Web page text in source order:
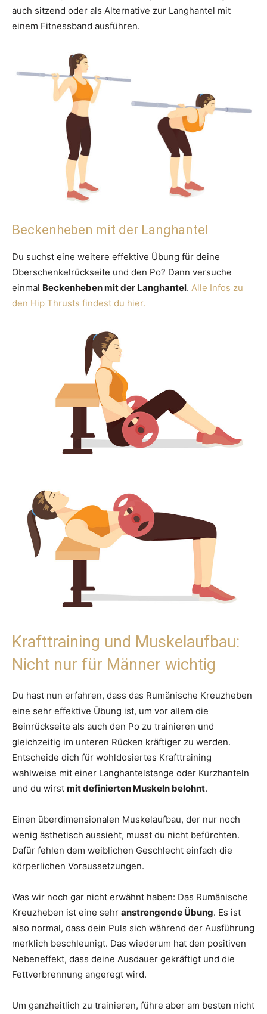
auch sitzend oder als Alternative zur Langhantel mit
einem Fitnessband ausführen.
Beckenheben mit der Langhantel
Du suchst eine weitere effektive Übung für deine
Oberschenkelrückseite und den Po? Dann versuche
einmal Beckenheben mit der Langhantel. Alle Infos zu
den Hip Thrusts findest du hier.
Krafttraining und Muskelaufbau:
Nicht nur für Männer wichtig
Du hast nun erfahren, dass das Rumänische Kreuzheben
eine sehr effektive Übung ist, um vor allem die
Beinrückseite als auch den Po zu trainieren und
gleichzeitig im unteren Rücken kräftiger zu werden.
Entscheide dich für wohldosiertes Krafttraining
wahlweise mit einer Langhantelstange oder Kurzhanteln
und du wirst mit definierten Muskeln belohnt.
Einen überdimensionalen Muskelaufbau, der nur noch
wenig ästhetisch aussieht, musst du nicht befürchten.
Dafür fehlen dem weiblichen Geschlecht einfach die
körperlichen Voraussetzungen.
Was wir noch gar nicht erwähnt haben: Das Rumänische
Kreuzheben ist eine sehr anstrengende Übung. Es ist
also normal, dass dein Puls sich während der Ausführung
merklich beschleunigt. Das wiederum hat den positiven
Nebeneffekt, dass deine Ausdauer gekräftigt und die
Fettverbrennung angeregt wird.
Um ganzheitlich zu trainieren, führe aber am besten nicht